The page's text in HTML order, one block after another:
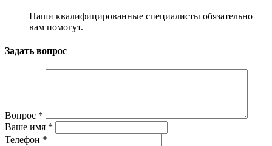
Наши квалифицированные специалисты обязательно
вам помогут.
Задать вопрос
Вопрос *
Ваше имя *
Телефон *